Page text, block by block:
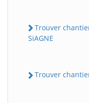
Trouver
SiAGNE
Trouver